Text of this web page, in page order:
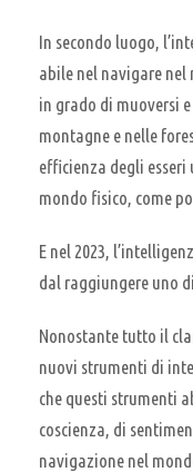
In secondo luogo,
abile nel navigare nel
in grado di muoversi
montagne e nelle
efficienza degli esseri
mondo fisico, come
E nel 2023,
dal raggiungere uno
Nonostante tutto il
nuovi strumenti di
che questi strumenti
coscienza, di
navigazione nel